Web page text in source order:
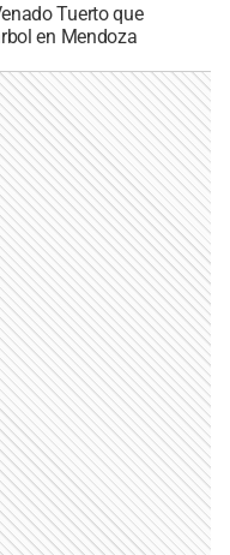
Tuerto que
en Mendoza